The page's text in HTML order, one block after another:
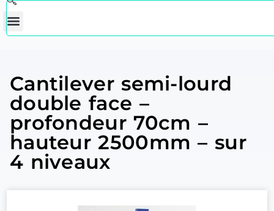
Cantilever semi-lourd
double face –
profondeur 70cm –
hauteur 2500mm – sur
4 niveaux